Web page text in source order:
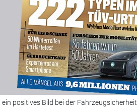
positives Bild bei der Fahrzeugsicherheit.